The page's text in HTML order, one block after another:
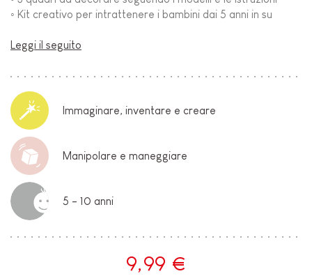
◦ Kit creativo per intrattenere i bambini dai 5 anni in su
Leggi il seguito
Immaginare, inventare e creare
Manipolare e maneggiare
5 - 10 anni
9,99 €